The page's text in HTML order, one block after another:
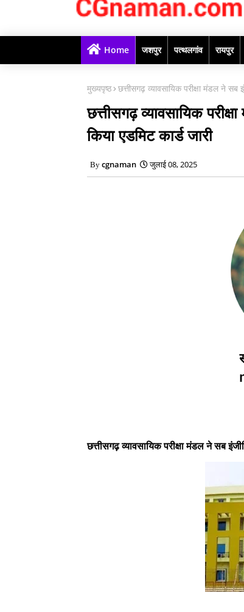
Home जशपुर पत्थलगांव रायपुर
मुख्यपृष्ठ छत्तीसगढ़ व्यावसायिक परीक्षा मंडल ने सब
छत्तीसगढ़ व्यावसायिक
किया एडमिट कार्ड जारी
cgnaman जुलाई 08, 2025
छत्तीसगढ़ व्यावसायिक परीक्षा मंडल ने सब